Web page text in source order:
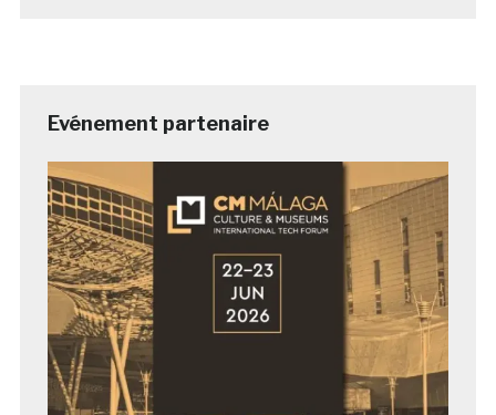
Evénement partenaire